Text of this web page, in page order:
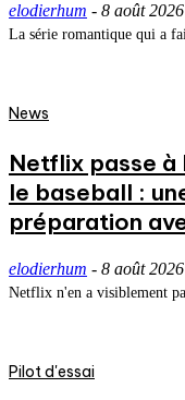
elodierhum - 8 août 2026
La série romantique qui a
News
Netflix passe à
le baseball :
préparation
elodierhum - 8 août 2026
Netflix n'en a visiblement
Pilot d'essai